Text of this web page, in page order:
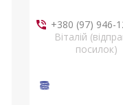
+380 (97) 946-
Віталій
посилок)